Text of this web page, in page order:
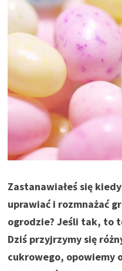
Zastanawiałeś się
uprawiać i rozmnażać
ogrodzie? Jeśli tak, to
Dziś przyjrzymy się
cukrowego, opowiemy